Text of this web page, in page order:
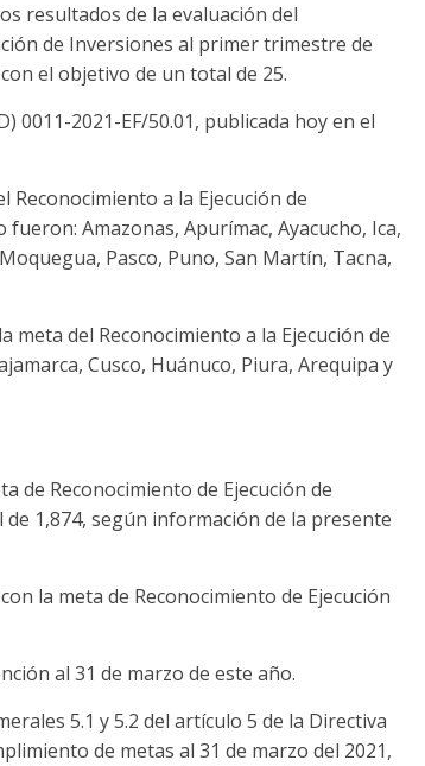
resultados de la evaluación del
de Inversiones al primer trimestre de
el objetivo de un total de 25.
0011-2021-EF/50.01, publicada hoy en el
a la Ejecución de
Amazonas, Apurímac, Ayacucho, Ica,
Pasco, Puno, San Martín, Tacna,
del Reconocimiento a la Ejecución de
Cusco, Huánuco, Piura, Arequipa y
de Reconocimiento de Ejecución de
1,874, según información de la presente
la meta de Reconocimiento de Ejecución
al 31 de marzo de este año.
5.1 y 5.2 del artículo 5 de la Directiva
de metas al 31 de marzo del 2021,